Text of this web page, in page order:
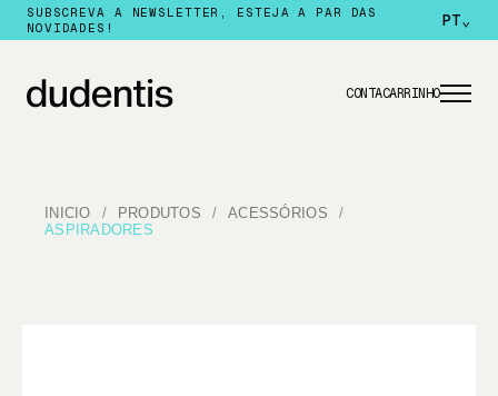
SUBSCREVA A NEWSLETTER, ESTEJA A PAR DAS
NOVIDADES!
PT⌄
CONTACARRINHO
INICIO PRODUTOS
ACESSÓRIOS
ASPIRADORES